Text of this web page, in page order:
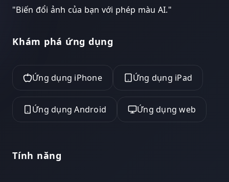
"Biến đổi ảnh của bạn với phép màu AI."
Khám phá ứng dụng
Ứng dụng iPhone Ứng dụng iPad
Ứng dụng Android Ứng dụng web
Tính năng